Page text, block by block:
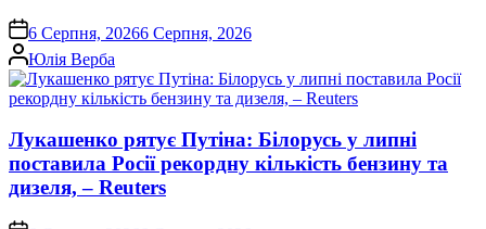
on6 Серпня, 20266 Серпня, 2026
Опубліковано
Юлія Верба
Лукашенко рятує Путіна: Білорусь у липні
поставила Росії рекордну кількість бензину та
дизеля, – Reuters